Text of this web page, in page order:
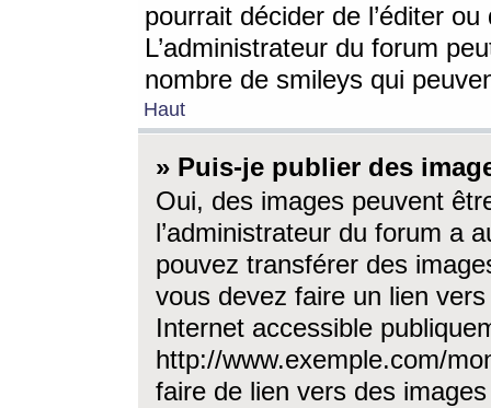
pourrait décider de l’éditer
L’administrateur du forum
nombre de smileys qui
Haut
» Puis-je publier des
Oui, des images peuvent
l’administrateur du forum a
pouvez transférer des
vous devez faire un lien
Internet accessible
http://www.exemple.com/
faire de lien vers des